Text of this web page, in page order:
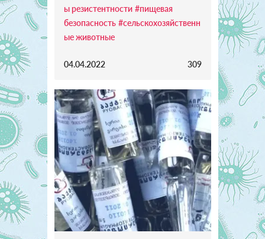
ы резистентности #пищевая
безопасность #сельскохозяйственн
ые животные
04.04.2022 309